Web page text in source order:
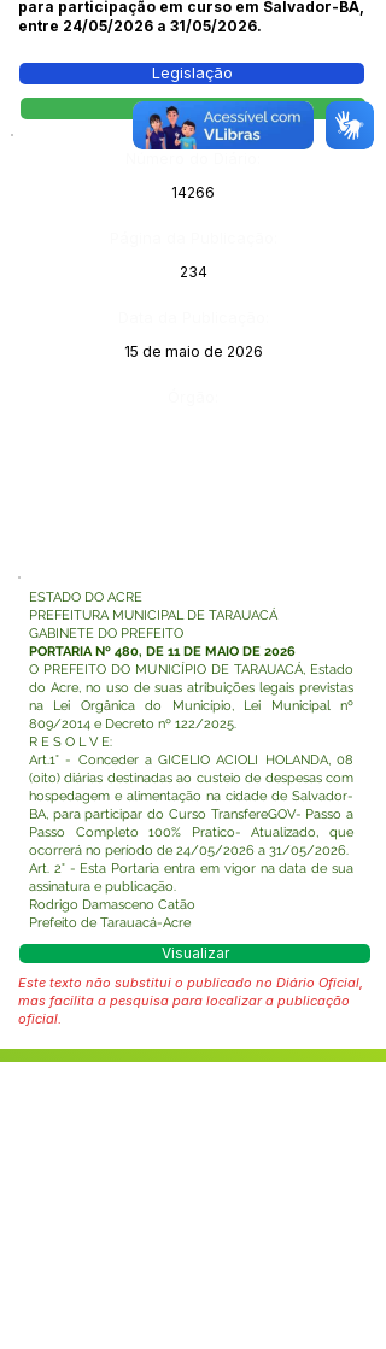
para participação em curso em Salvador-BA,
entre 24/05/2026 a 31/05/2026.
Legislação
Portaria
14266
234
15 de maio de 2026
ESTADO DO ACRE
PREFEITURA MUNICIPAL DE TARAUACÁ
GABINETE DO PREFEITO
PORTARIA Nº 480, DE 11 DE MAIO DE 2026
O PREFEITO DO MUNICÍPIO DE TARAUACÁ, Estado
do Acre, no uso de suas atribuições legais previstas
na Lei Orgânica do Município, Lei Municipal nº
809/2014 e Decreto nº 122/2025.
R E S O L V E:
Art.1° - Conceder a GICELIO ACIOLI HOLANDA, 08
(oito) diárias destinadas ao custeio de despesas com
hospedagem e alimentação na cidade de Salvador-
BA, para participar do Curso TransfereGOV- Passo a
Passo Completo 100% Pratico- Atualizado, que
ocorrerá no período de 24/05/2026 a 31/05/2026.
Art. 2° - Esta Portaria entra em vigor na data de sua
assinatura e publicação.
Rodrigo Damasceno Catão
Prefeito de Tarauacá-Acre
Visualizar
Este texto não substitui o publicado no Diário Oficial,
mas facilita a pesquisa para localizar a publicação
oficial.